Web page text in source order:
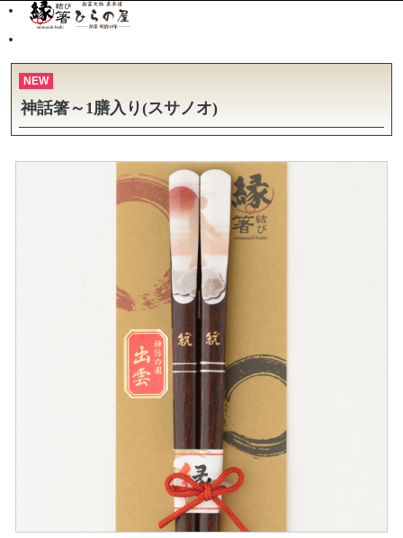
NEW
神話箸～1膳入り(スサノオ)